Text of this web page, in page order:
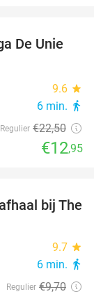
42%
De Unie
9.6 star
6 min. directions_walk
Regulier €22,50
€12,95
49%
bij The
9.7 star
6 min. directions_walk
Regulier €9,70